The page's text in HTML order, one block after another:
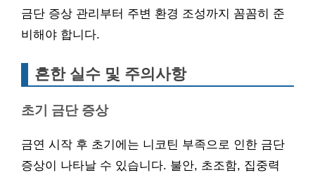
금단 증상 관리부터 주변 환경 조성까지 꼼꼼히 준
비해야 합니다.
흔한 실수 및 주의사항
초기 금단 증상
금연 시작 후 초기에는 니코틴 부족으로 인한 금단
증상이 나타날 수 있습니다. 불안, 초조함, 집중력